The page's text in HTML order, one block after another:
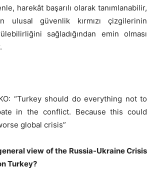
harekât başarılı olarak tanımlanabilir,
ulusal güvenlik kırmızı çizgilerinin
sağladığından emin olması
“Turkey should do everything not to
in the conflict. Because this could
global crisis”
view of the Russia-Ukraine Crisis
Turkey?